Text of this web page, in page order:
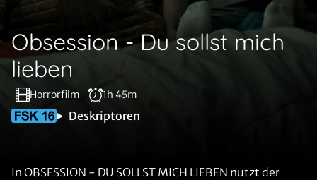
Obsession - Du sollst mich
lieben
Horrorfilm 1h 45m
Deskriptoren
In OBSESSION - DU SOLLST MICH LIEBEN nutzt der